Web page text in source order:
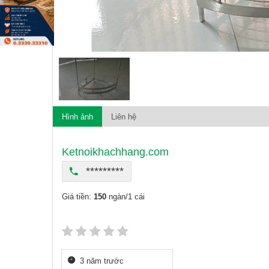
Hình ảnh Liên hệ
Ketnoikhachhang.com
*********
Giá tiền: 150 ngàn/1 cái
3 năm trước